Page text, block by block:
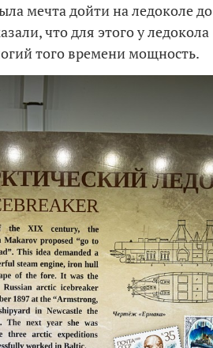
мечта дойти на ледоколе до
что для этого у ледокола
того времени мощность.